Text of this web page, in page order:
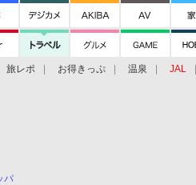
旅レポ お得きっぷ 温泉 JAL
パ